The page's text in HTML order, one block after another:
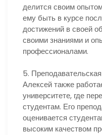
делится своим
ему быть в курсе
достижений в своей
своими знаниями и
профессионалами.
5.
Алексей также
университете, где
студентам. Его
оценивается
высоким качеством